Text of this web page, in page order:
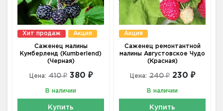
Хит продаж Акция
Саженец малины
Кумберленд (Kumberlend)
(Черная)
Цена: 410 ₽ 380 ₽
В наличии
Купить
Акция
Саженец ремонтантной
малины Августовское Чудо
(Красная)
Цена: 240 ₽ 230 ₽
В наличии
Купить